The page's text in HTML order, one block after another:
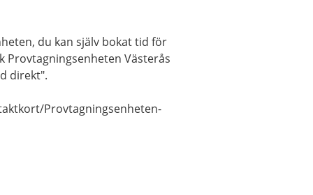
du kan själv bokat tid för
Provtagningsenheten Västerås
direkt".
Provtagningsenheten-